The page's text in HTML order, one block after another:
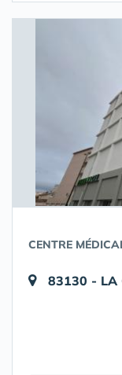
CENTRE
83130 - LA